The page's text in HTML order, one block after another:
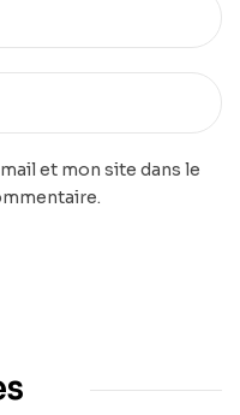
et mon site dans le